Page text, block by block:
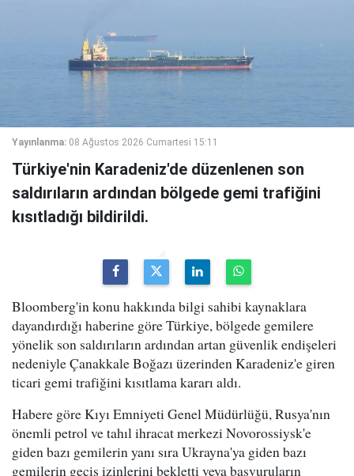
Yayınlanma: 08 Ağustos 2026 Cumartesi 15:11
Türkiye'nin Karadeniz'de düzenlenen son
saldırıların ardından bölgede gemi trafiğini
kısıtladığı bildirildi.
Bloomberg'in konu hakkında bilgi sahibi kaynaklara
dayandırdığı haberine göre Türkiye, bölgede gemilere
yönelik son saldırıların ardından artan güvenlik endişeleri
nedeniyle Çanakkale Boğazı üzerinden Karadeniz'e giren
ticari gemi trafiğini kısıtlama kararı aldı.
Habere göre Kıyı Emniyeti Genel Müdürlüğü, Rusya'nın
önemli petrol ve tahıl ihracat merkezi Novorossiysk'e
giden bazı gemilerin yanı sıra Ukrayna'ya giden bazı
gemilerin geçiş izinlerini bekletti veya başvuruların